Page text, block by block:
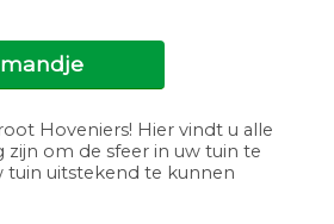
Hoveniers! Hier vindt u alle
om de sfeer in uw tuin te
uitstekend te kunnen